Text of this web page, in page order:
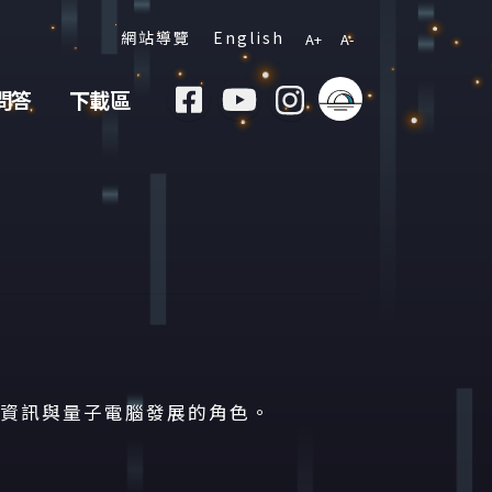
:::
網站導覽 English A+ A-
答 下載區
訊與量子電腦發展的角色。